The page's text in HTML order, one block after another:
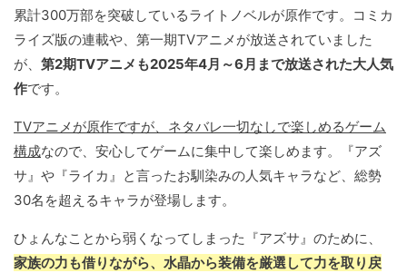
累計300万部を突破しているライトノベルが原作です。コミカ
ライズ版の連載や、第一期TVアニメが放送されていました
が、 第2期TVアニメも2025年4月～6月まで放送された大人気
作です。
TVアニメが原作ですが、ネタバレ一切なしで楽しめるゲーム
構成なので、安心してゲームに集中して楽しめます。『アズ
サ』や『ライカ』と言ったお馴染みの人気キャラなど、総勢
30名を超えるキャラが登場します。
ひょんなことから弱くなってしまった『アズサ』のために、
家族の力も借りながら、水晶から装備を厳選して力を取り戻